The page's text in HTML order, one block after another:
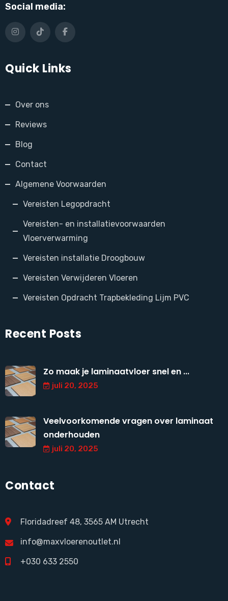
Social media:
Quick Links
Over ons
Reviews
Blog
Contact
Algemene Voorwaarden
Vereisten Legopdracht
Vereisten- en installatievoorwaarden
Vloerverwarming
Vereisten installatie Droogbouw
Vereisten Verwijderen Vloeren
Vereisten Opdracht Trapbekleding Lijm PVC
Recent Posts
Zo maak je laminaatvloer snel en ...
juli 20, 2025
Veelvoorkomende vragen over laminaat
onderhouden
juli 20, 2025
Contact
Floridadreef 48, 3565 AM Utrecht
info@maxvloerenoutlet.nl
+030 633 2550